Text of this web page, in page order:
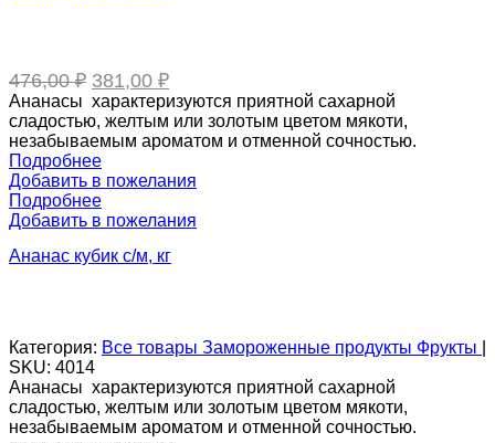
476,00₽ Первоначальная
цена
составляла
476,00 ₽.
381,00 ₽Текущая
цена:
381,00 ₽.
Ананасы характеризуются приятной сахарной
сладостью, желтым или золотым цветом мякоти,
незабываемым ароматом и отменной сочностью.
Подробнее
Добавить в пожелания
Подробнее
Добавить в пожелания
Ананас кубик с/м, кг
Категория: Все товары Замороженные продукты Фрукты
SKU: 4014
Ананасы характеризуются приятной сахарной
сладостью, желтым или золотым цветом мякоти,
незабываемым ароматом и отменной сочностью.